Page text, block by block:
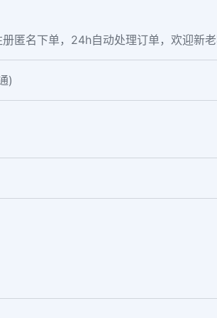
匿名下单，24h自动处理订单，欢迎新老
)